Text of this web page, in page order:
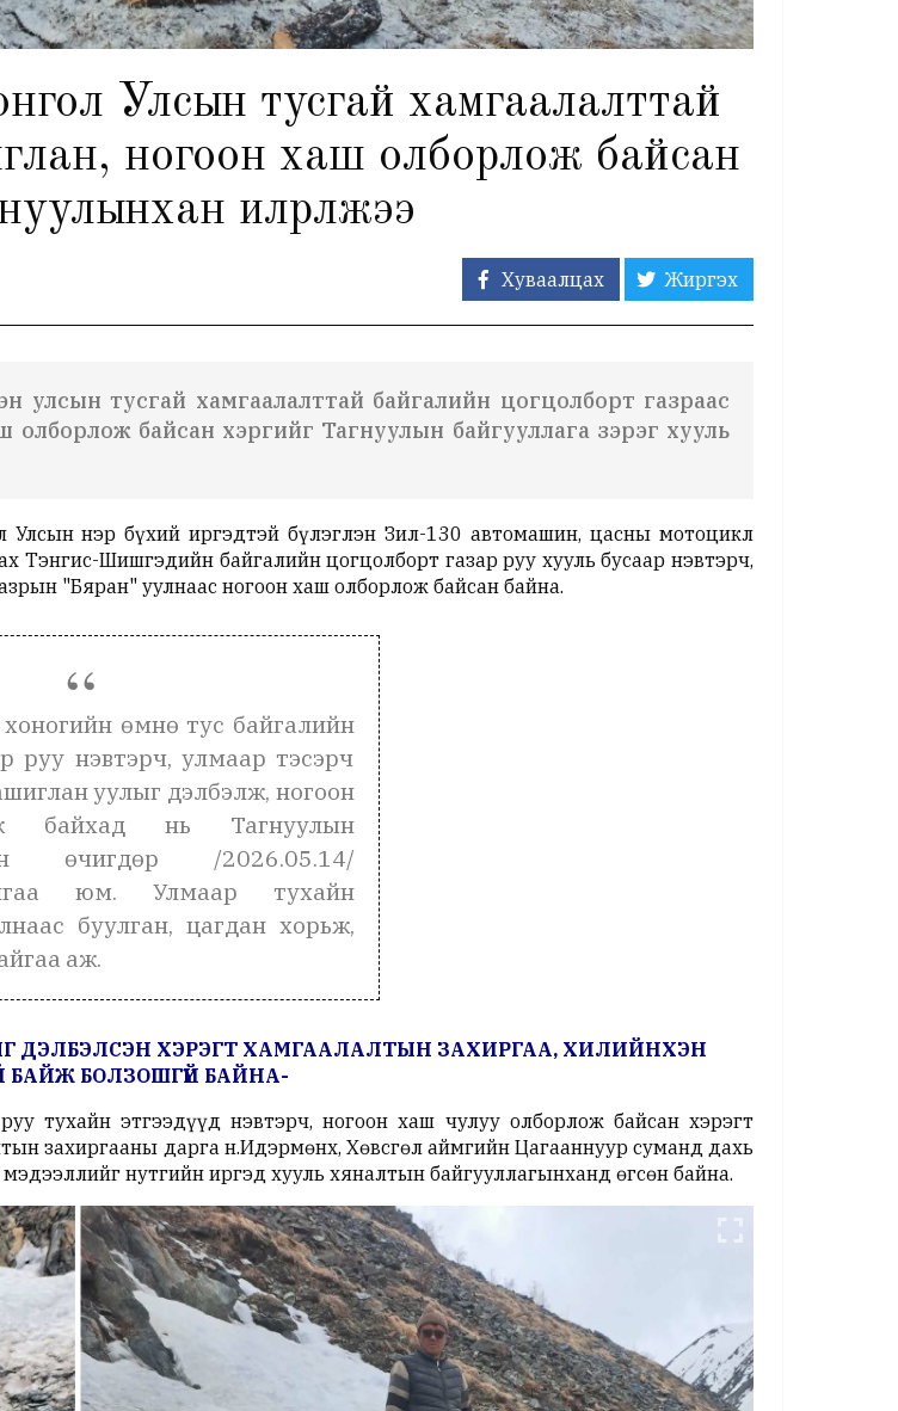
Улсын тусгай хамгаалалттай
ногоон хаш олборлож байсан
илрүүлжээ
Хуваалцах Жиргэх
улсын тусгай хамгаалалттай байгалийн цогцолборт газраас
байсан хэргийг Тагнуулын байгууллага зэрэг хууль
нэр бүхий иргэдтэй бүлэглэн Зил-130 автомашин, цасны мотоцикл
Тэнгис-Шишгэдийн байгалийн цогцолборт газар руу хууль бусаар нэвтэрч,
"Бяран" уулнаас ногоон хаш олборлож байсан байна.
өмнө тус байгалийн
руу нэвтэрч, улмаар тэсэрч
уулыг дэлбэлж, ногоон
байхад нь Тагнуулын
өчигдөр /2026.05.14/
юм. Улмаар тухайн
буулган, цагдан хорьж,
аж.
ДЭЛБЭЛСЭН ХЭРЭГТ ХАМГААЛАЛТЫН ЗАХИРГАА, ХИЛИЙНХЭН
БАЙЖ БОЛЗОШГҮЙ БАЙНА-
тухайн этгээдүүд нэвтэрч, ногоон хаш чулуу олборлож байсан хэрэгт
захиргааны дарга н.Идэрмөнх, Хөвсгөл аймгийн Цагааннуур суманд дахь
нутгийн иргэд хууль хяналтын байгууллагынханд өгсөн байна.